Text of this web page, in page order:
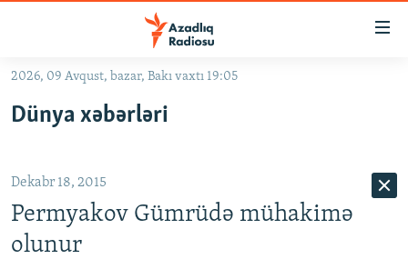
Əsas
qayıt
qayıt
Axtarışa
#İZAHLA
FƏRQƏ BAX
2026, 09 Avqust, bazar, Bakı vaxtı 19:05
Dünya xəbərləri
Dekabr 18, 2015
Permyakov Gümrüdə mühakimə
olunur